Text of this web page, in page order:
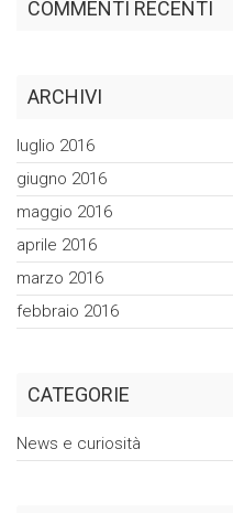
COMMENTI RECENTI
ARCHIVI
luglio 2016
giugno 2016
maggio 2016
aprile 2016
marzo 2016
febbraio 2016
CATEGORIE
News e curiosità